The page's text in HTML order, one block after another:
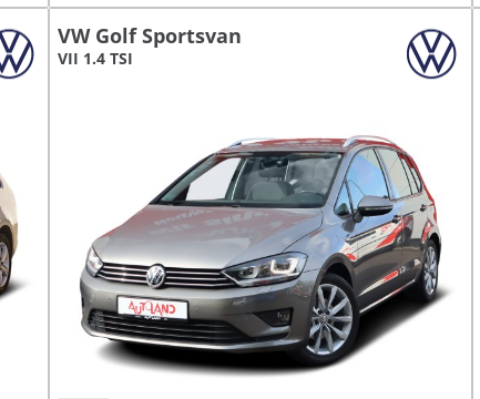
VW Golf Sportsvan
VII 1.4 TSI